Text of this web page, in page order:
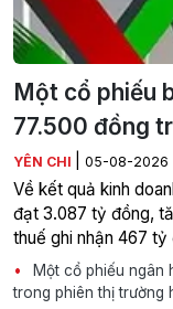
Một cổ phiếu
77.500 đồng
YÊN CHI 05-08-2026
Về kết quả kinh
đạt 3.087 tỷ đồng,
thuế ghi nhận 467
Một cổ phiếu ngân
trong phiên thị trường